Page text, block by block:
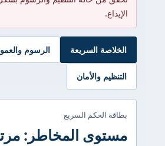
الإيداع.
الخلاصة السريعة الرسوم
التنظيم والأمان
بطاقة الحكم السريع
مستوى المخاطر: